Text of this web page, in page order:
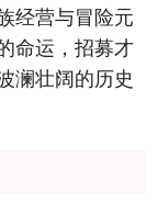
经营与冒险元
命运，招募才
澜壮阔的历史